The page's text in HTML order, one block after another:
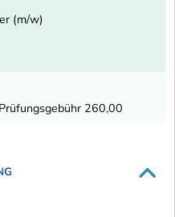
(m/w)
260,00